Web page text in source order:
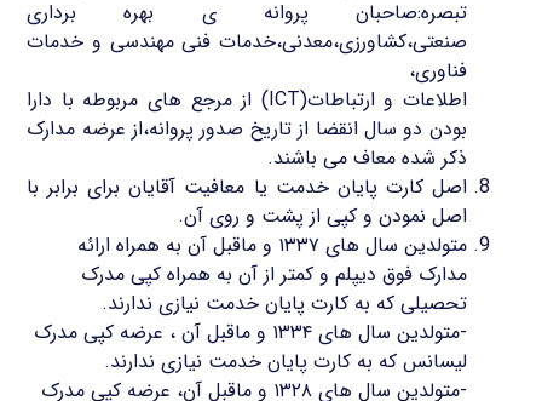
تبصره:صاحبان پروانه ی بهره برداری
صنعتی،کشاورزی،معدنی،خدمات فنی مهندسی و خدمات
فناوری،
اطلاعات و ارتباطات(ICT) از مرجع های مربوطه با دارا
بودن دو سال انقضا از تاریخ صدور پروانه،از عرضه مدارک
ذکر شده معاف می باشند.
اصل کارت پایان خدمت یا معافیت آقایان برای برابر با
اصل نمودن و کپی از پشت و روی آن.
متولدین سال های ۱۳۳۷ و ماقبل آن به همراه ارائه
مدارک فوق دیپلم و کمتر از آن به همراه کپی مدرک
تحصیلی که به کارت پایان خدمت نیازی ندارند.
-متولدین سال های ۱۳۳۴ و ماقبل آن ، عرضه کپی مدرک
لیسانس که به کارت پایان خدمت نیازی ندارند.
-متولدین سال های ۱۳۲۸ و ماقبل آن، عرضه کپی مدرک